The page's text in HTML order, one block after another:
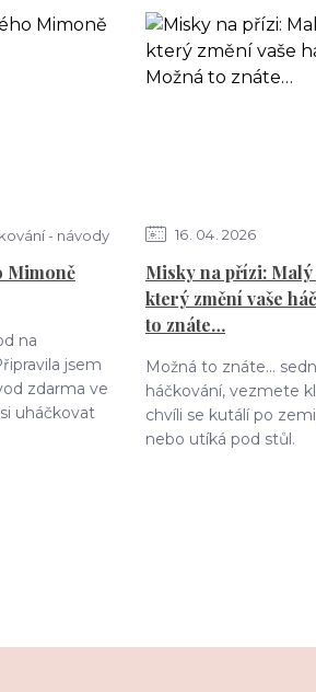
- návody
Mimoně
na
jsem
zdarma ve
uháčkovat
16 04 2026
Misky na přízi:
který změní vaše
to znáte…
Možná to znáte…
háčkování, vezmete
chvíli se kutálí po
nebo utíká pod stůl.